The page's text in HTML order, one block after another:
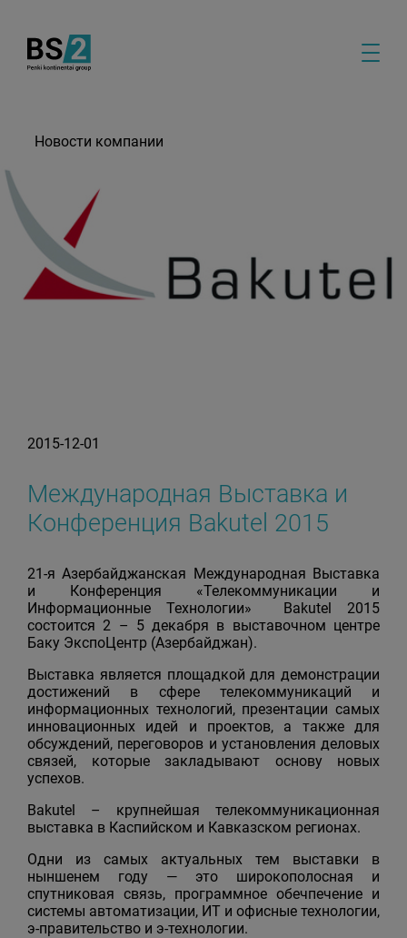
Новости компании
2015-12-01
Международная Выставка и
Конференция Bakutel 2015
21-я Азербайджанская Международная Выставка
и Конференция «Телекоммуникации и
Информационные Технологии»
Bakutel 2015
состоится 2 – 5 декабря в выставочном центре
Баку ЭкспоЦентр (Азербайджан).
Выставка является площадкой для демонстрации
достижений в сфере телекоммуникаций и
информационных технологий, презентации самых
инновационных идей и проектов, а также для
обсуждений, переговоров и установления деловых
связей, которые закладывают основу новых
успехов.
Bakutel – крупнейшая телекоммуникационная
выставка в Каспийском и Кавказском регионах.
Одни из самых актуальных тем выставки в
ныншенем году — это широкополосная и
спутниковая связь, программное обечпечение и
системы автоматизации, ИТ и офисные технологии,
э-правительство и э-технологии.